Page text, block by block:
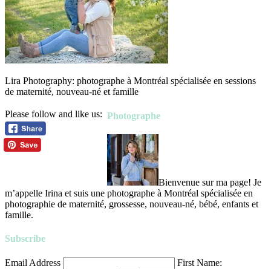
Lira Photography: photographe à Montréal spécialisée en sessions
de maternité, nouveau-né et famille
Please follow and like us: Photographe
Bienvenue sur ma page! Je
m’appelle Irina et suis une photographe à Montréal spécialisée en
photographie de maternité, grossesse, nouveau-né, bébé, enfants et
famille.
Subscribe
Email Address First Name: